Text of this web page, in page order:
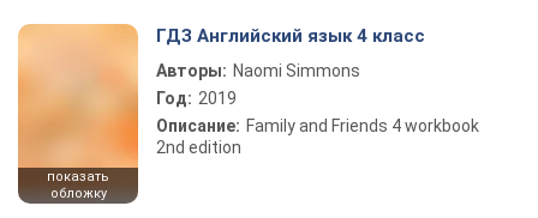
показать
обложку
ГДЗ Английский язык 4 класс
Авторы: Naomi Simmons
Год: 2019
Описание: Family and Friends 4 workbook
2nd edition